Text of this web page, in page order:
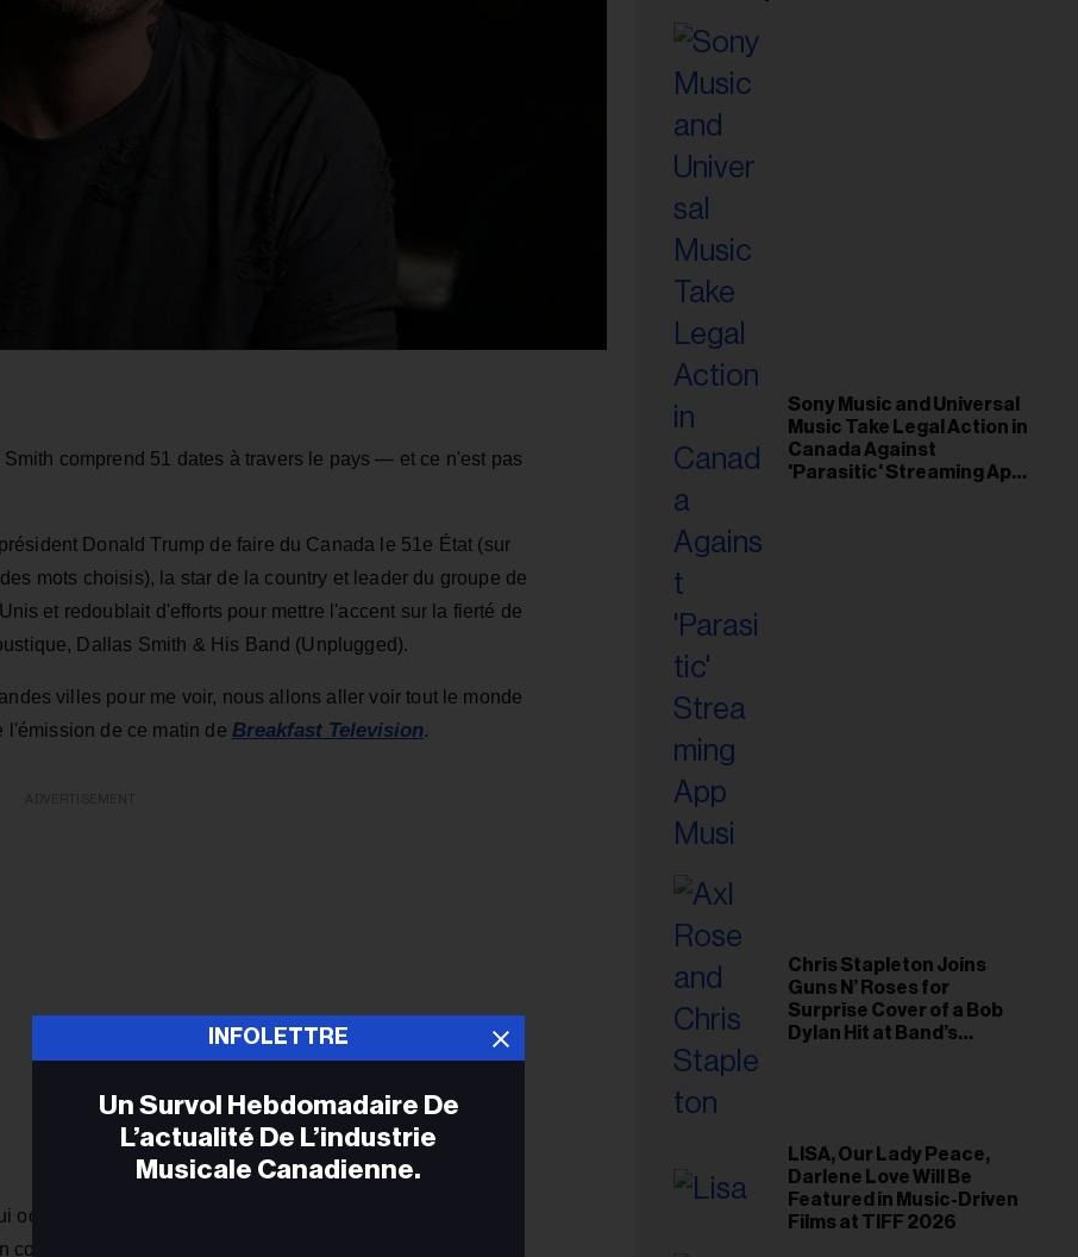
comprend 51 dates à travers le pays — et ce n'est pas
Donald Trump de faire du Canada le 51e État (sur
mots choisis), la star de la country et leader du groupe de
et redoublait d'efforts pour mettre l'accent sur la fierté de
Dallas Smith & His Band (Unplugged).
villes pour me voir, nous allons aller voir tout le monde
l'émission de ce matin de Breakfast Television.
occupe actuellement la 7e place du
collaboration avec Alexandra Kay, a déclaré que cette
Sony Music and Universal
Music Take Legal Action in
Canada Against
'Parasitic' Streaming App
Chris Stapleton Joins
Guns N’ Roses for
Surprise Cover of a Bob
Dylan Hit at Band’s
LISA, Our Lady Peace,
Darlene Love Will Be
Featured in Music-Driven
Films at TIFF 2026
INFOLETTRE
Un Survol Hebdomadaire De
L’actualité De L’industrie
Musicale Canadienne.